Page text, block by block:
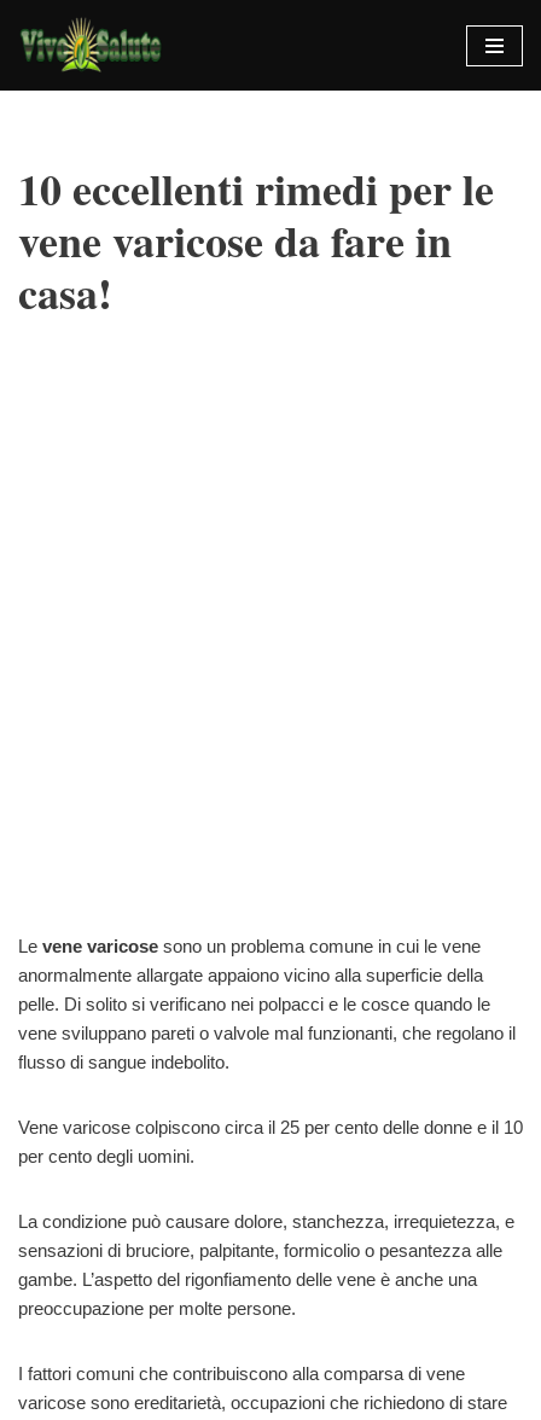
Vai
al
10 eccellenti rimedi per le
vene varicose da fare in
casa!
Le vene varicose sono un problema comune in cui le vene
anormalmente allargate appaiono vicino alla superficie della
pelle. Di solito si verificano nei polpacci e le cosce quando le
vene sviluppano pareti o valvole mal funzionanti, che regolano il
flusso di sangue indebolito.
Vene varicose colpiscono circa il 25 per cento delle donne e il 10
per cento degli uomini.
La condizione può causare dolore, stanchezza, irrequietezza, e
sensazioni di bruciore, palpitante, formicolio o pesantezza alle
gambe. L’aspetto del rigonfiamento delle vene è anche una
preoccupazione per molte persone.
I fattori comuni che contribuiscono alla comparsa di vene
varicose sono ereditarietà, occupazioni che richiedono di stare